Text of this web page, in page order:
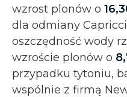
wzrost plonów o
dla odmiany
oszczędność wody
wzroście plonów o
przypadku tytoniu,
wspólnie z firmą